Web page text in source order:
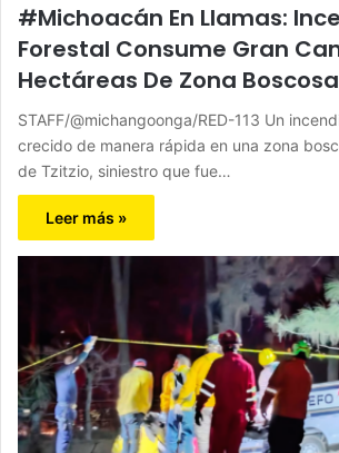
#Michoacán En Llamas:
Forestal Consume Gran
Hectáreas De Zona
STAFF/@michangoonga/RED-113 Un
crecido de manera rápida en una zona
de Tzitzio, siniestro que fue…
Leer más »